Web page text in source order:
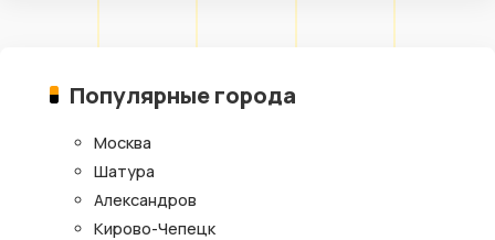
Популярные города
Москва
Шатура
Александров
Кирово-Чепецк